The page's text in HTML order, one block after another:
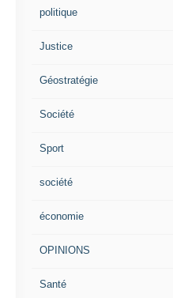
politique
Justice
Géostratégie
Société
Sport
société
économie
OPINIONS
Santé